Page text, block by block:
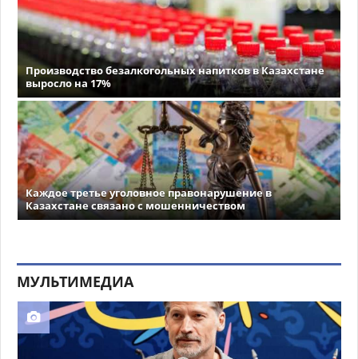
Производство безалкогольных напитков в Казахстане
выросло на 17%
Каждое третье уголовное правонарушение в
Казахстане связано с мошенничеством
МУЛЬТИМЕДИА